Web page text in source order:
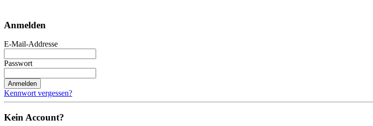
Anmelden
E-Mail-Addresse
Passwort
Anmelden
Kennwort vergessen?
Kein Account?